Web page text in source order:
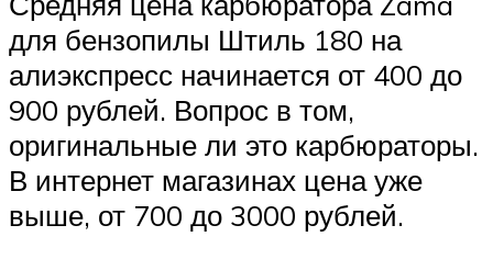
для бензопилы Штиль 180 на
алиэкспресс начинается от 400 до
900 рублей. Вопрос в том,
оригинальные ли это карбюраторы.
В интернет магазинах цена уже
выше, от 700 до 3000 рублей.